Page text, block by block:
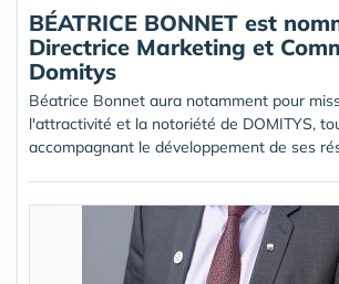
BÉATRICE BONNET est
Directrice Marketing et
Domitys
Béatrice Bonnet aura notamment pour
l'attractivité et la notoriété de DOMITYS,
accompagnant le développement de ses